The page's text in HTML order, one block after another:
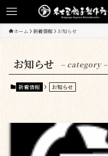
ホーム 新着情報 お知らせ
お知らせ – category –
新着情報 お知らせ